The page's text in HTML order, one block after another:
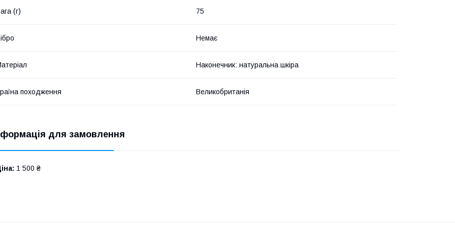
(г) 75
Немає
Наконечник: натуральна шкіра
походження Великобританія
для замовлення
1 500 ₴